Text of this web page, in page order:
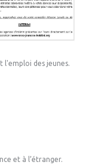
l'emploi des jeunes.
et à l’étranger.